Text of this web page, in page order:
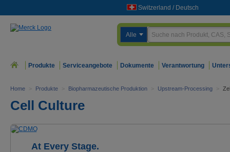
Switzerland / Deutsch
Alle
Produkte Serviceangebote Dokumente Verantwortung
Home > Produkte > Biopharmazeutische Produktion > Upstream-Processing >
Cell Culture
At Every Stage.